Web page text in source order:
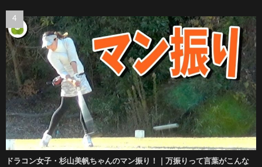
ドラコン女子・杉山美帆ちゃんのマン振り！｜万振りって言葉がこんな